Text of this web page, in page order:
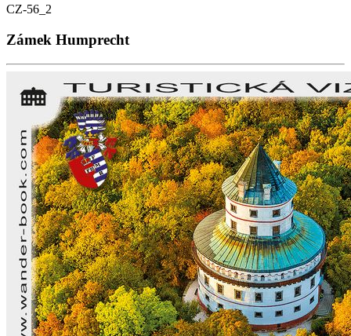
CZ-56_2
Zámek Humprecht